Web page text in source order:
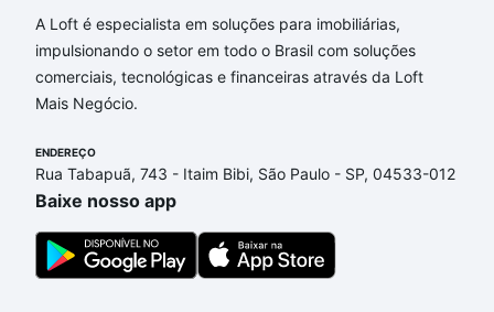
A Loft é especialista em soluções para imobiliárias,
impulsionando o setor em todo o Brasil com soluções
comerciais, tecnológicas e financeiras através da Loft
Mais Negócio.
ENDEREÇO
Rua Tabapuã, 743 - Itaim Bibi, São Paulo - SP, 04533-012
Baixe nosso app